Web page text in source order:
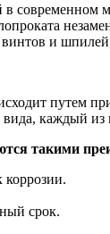
в современном
винтов и
путем
каждый
такими
срок.